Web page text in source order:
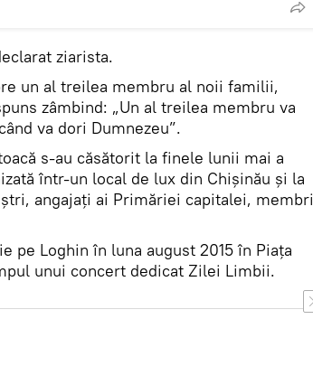
ziarista.
un al treilea membru al noii familii,
zâmbind: „Un al treilea membru va
va dori Dumnezeu”.
s-au căsătorit la finele lunii mai a
într-un local de lux din Chişinău şi la
angajaţi ai Primăriei capitalei, membri
pe Loghin în luna august 2015 în Piaţa
unui concert dedicat Zilei Limbii.